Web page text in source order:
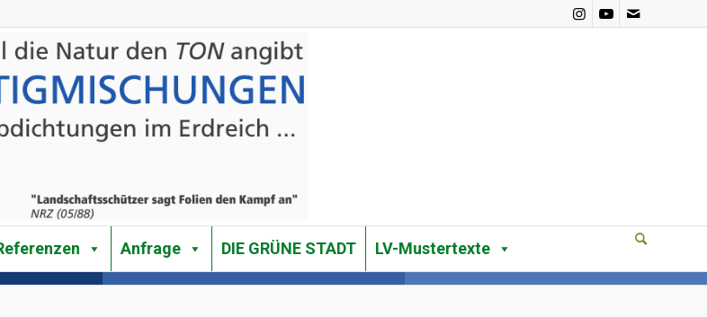
Anfrage DIE GRÜNE STADT LV-Mustertexte